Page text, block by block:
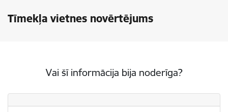
Tīmekļa vietnes novērtējums
Vai šī informācija bija noderīga?
Vai šī informācija bija noderīga?